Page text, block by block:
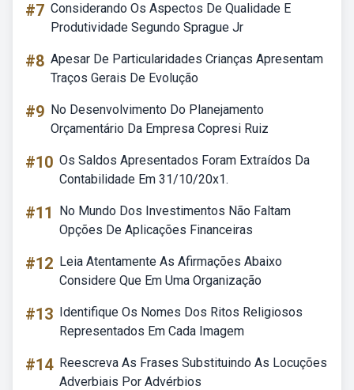
#7 Considerando Os Aspectos De Qualidade E
Produtividade Segundo Sprague Jr
#8 Apesar De Particularidades Crianças Apresentam
Traços Gerais De Evolução
#9 No Desenvolvimento Do Planejamento
Orçamentário Da Empresa Copresi Ruiz
#10 Os Saldos Apresentados Foram Extraídos Da
Contabilidade Em 31/10/20x1.
#11
No Mundo Dos Investimentos Não Faltam
Opções De Aplicações Financeiras
#12 Leia Atentamente As Afirmações Abaixo
Considere Que Em Uma Organização
#13 Identifique Os Nomes Dos Ritos Religiosos
Representados Em Cada Imagem
#14 Reescreva As Frases Substituindo As Locuções
Adverbiais Por Advérbios